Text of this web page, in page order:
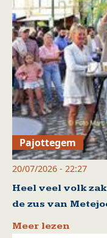
Pajottegem
20/07/2026 - 22:27
Heel veel volk
de zus van
Meer lezen